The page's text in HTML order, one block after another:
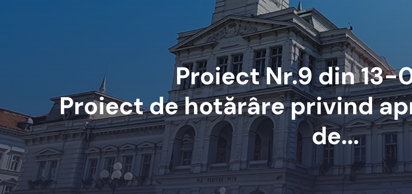
Proiect Nr.9 din 13-
Proiect de hotărâre privind
de...